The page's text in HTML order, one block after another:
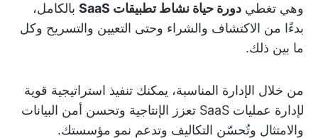
وهي تغطي دورة حياة نشاط تطبيقات SaaS
بالكامل،
بدءًا من الاكتشاف والشراء وحتى التعيين والتسريح وكل
ما بين ذلك.
من خلال الإدارة المناسبة، يمكنك تنفيذ استراتيجية قوية
لإدارة عمليات SaaS تعزز الإنتاجية وتحسن أمن البيانات
والامتثال وتُحسّن التكاليف وتدعم نمو مؤسستك.